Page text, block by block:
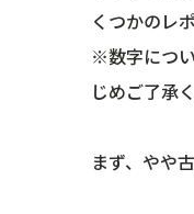
くつかのレ
※数字につ
じめご了承
まず、やや